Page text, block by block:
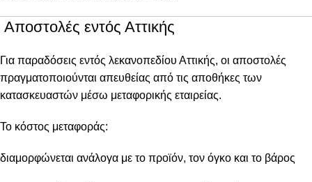
Αποστολές εντός Αττικής
Για παραδόσεις εντός λεκανοπεδίου Αττικής, οι αποστολές
πραγματοποιούνται απευθείας από τις αποθήκες των
κατασκευαστών μέσω μεταφορικής εταιρείας.
Το κόστος μεταφοράς:
διαμορφώνεται ανάλογα με το προϊόν, τον όγκο και το βάρος